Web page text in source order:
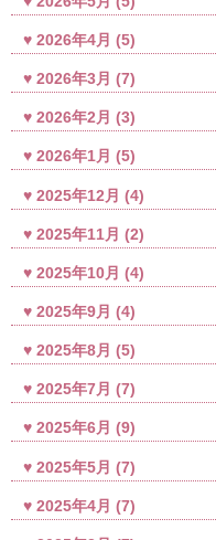
2026年4月 (5)
2026年3月 (7)
2026年2月 (3)
2026年1月 (5)
2025年12月 (4)
2025年11月 (2)
2025年10月 (4)
2025年9月 (4)
2025年8月 (5)
2025年7月 (7)
2025年6月 (9)
2025年5月 (7)
2025年4月 (7)